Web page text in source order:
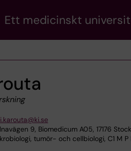
Ett medicinskt
9, Biomedicum A05, 17176
tumör- och cellbiologi, C1 M